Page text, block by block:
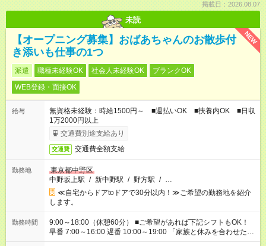
掲載日：2026.08.07
未読
NEW
【オープニング募集】おばあちゃんのお散歩付
き添いも仕事の1つ
派遣 職種未経験OK 社会人未経験OK
ブランクOK
WEB登録・面接OK
給与
無資格未経験：時給1500円～ ■週払いOK ■扶養内OK ■日収
1万2000円以上
交通費別途支給あり
交通費 交通費全額支給
勤務地
東京都中野区
中野坂上駅 / 新中野駅 / 野方駅 / …
≪自宅からドアtoドアで30分以内！≫ご希望の勤務地を紹介
します。
勤務時間
9:00～18:00（休憩60分） ■ご希望があれば下記シフトもOK！
早番 7:00～16:00 遅番 10:00～19:00 「家族と休みを合わせた
い」 「余裕を持って夕飯の準備がしたい」 「できれば残業はし